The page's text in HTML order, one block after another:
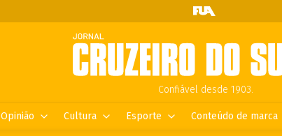
Confiável desde 1903.
Opinião Cultura Esporte Conteúdo de marca